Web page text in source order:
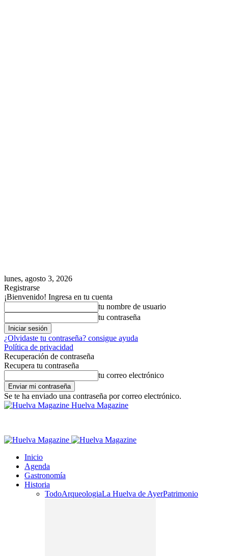
lunes, agosto 3, 2026
Registrarse
¡Bienvenido! Ingresa en tu cuenta
tu nombre de usuario
tu contraseña
¿Olvidaste tu contraseña? consigue ayuda
Política de privacidad
Recuperación de contraseña
Recupera tu contraseña
tu correo electrónico
Se te ha enviado una contraseña por correo electrónico.
Huelva Magazine
Inicio
Agenda
Gastronomía
Historia
TodoArqueologiaLa Huelva de AyerPatrimonio